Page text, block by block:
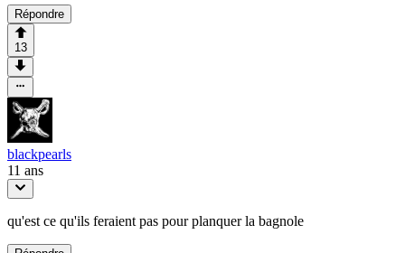
Répondre
13
blackpearls
11 ans
qu'est ce qu'ils feraient pas pour planquer la bagnole